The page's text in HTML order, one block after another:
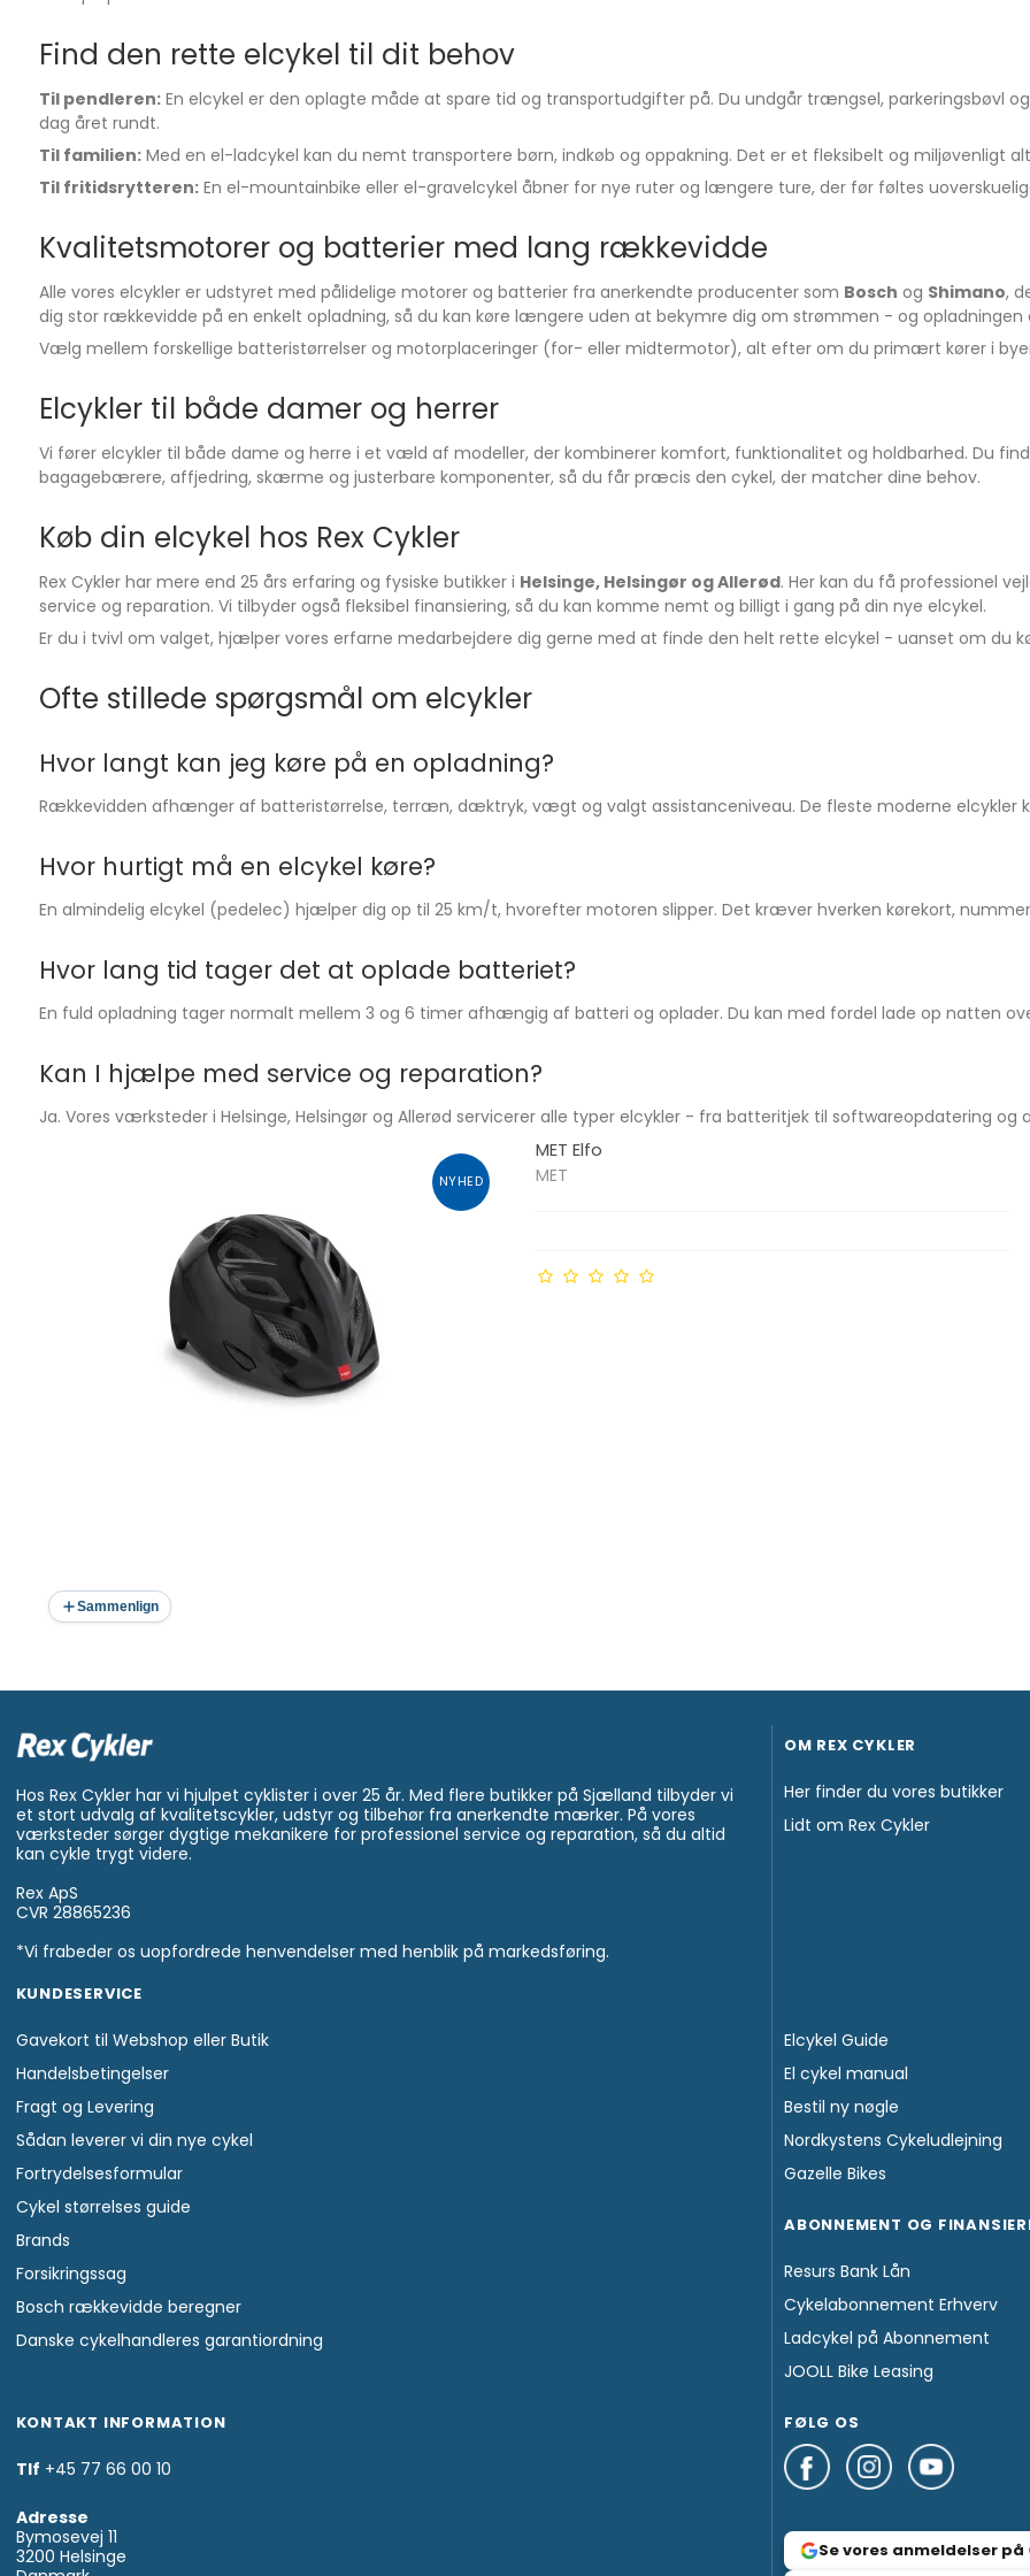
Find den rette elcykel til dit behov
Til pendleren:En elcykel er den oplagte måde at spare tid og transportudgifter på. Du undgår trængsel, parkeringsbøvl
dag året rundt.
Til familien:Med en el-ladcykel kan du nemt transportere børn, indkøb og oppakning. Det er et fleksibelt og miljøvenligt
Til fritidsrytteren:En el-mountainbike eller el-gravelcykel åbner for nye ruter og længere ture, der før føltes
Kvalitetsmotorer og batterier med lang rækkevidde
Alle vores elcykler er udstyret med pålidelige motorer og batterier fra anerkendte producenter som Bosch og Shimano,
dig stor rækkevidde på en enkelt opladning, så du kan køre længere uden at bekymre dig om strømmen - og opladningen
Vælg mellem forskellige batteristørrelser og motorplaceringer (for- eller midtermotor), alt efter om du primært kører i
Elcykler til både damer og herrer
Vi fører elcykler til både dame og herre i et væld af modeller, der kombinerer komfort, funktionalitet og holdbarhed. Du
bagagebærere, affjedring, skærme og justerbare komponenter, så du får præcis den cykel, der matcher dine behov.
Køb din elcykel hos Rex Cykler
Rex Cykler har mere end 25 års erfaring og fysiske butikker i Helsinge, Helsingør og Allerød. Her kan du få professionel
service og reparation. Vi tilbyder også fleksibel finansiering, så du kan komme nemt og billigt i gang på din nye elcykel.
Er du i tvivl om valget, hjælper vores erfarne medarbejdere dig gerne med at finde den helt rette elcykel - uanset om du
Ofte stillede spørgsmål om elcykler
Hvor langt kan jeg køre på en opladning?
Rækkevidden afhænger af batteristørrelse, terræn, dæktryk, vægt og valgt assistanceniveau. De fleste moderne elcykler
Hvor hurtigt må en elcykel køre?
En almindelig elcykel (pedelec) hjælper dig op til 25 km/t, hvorefter motoren slipper. Det kræver hverken kørekort,
Hvor lang tid tager det at oplade batteriet?
En fuld opladning tager normalt mellem 3 og 6 timer afhængig af batteri og oplader. Du kan med fordel lade op natten
Kan I hjælpe med service og reparation?
Ja. Vores værksteder i Helsinge, Helsingør og Allerød servicerer alle typer elcykler - fra batteritjek til softwareopdatering og
NYHED
Sammenlign
MET Elfo
MET
Hos Rex Cykler har vi hjulpet cyklister i over 25 år. Med flere butikker på Sjælland tilbyder vi
et stort udvalg af kvalitetscykler, udstyr og tilbehør fra anerkendte mærker. På vores
værksteder sørger dygtige mekanikere for professionel service og reparation, så du altid
kan cykle trygt videre.
Rex ApS
CVR 28865236
*Vi frabeder os uopfordrede henvendelser med henblik på markedsføring.
OM REX CYKLER
Her finder du vores butikker
Lidt om Rex Cykler
KUNDESERVICE
Gavekort til Webshop eller Butik
Handelsbetingelser
Fragt og Levering
Sådan leverer vi din nye cykel
Fortrydelsesformular
Cykel størrelses guide
Brands
Forsikringssag
Bosch rækkevidde beregner
Danske cykelhandleres garantiordning
Elcykel Guide
El cykel manual
Bestil ny nøgle
Nordkystens Cykeludlejning
Gazelle Bikes
ABONNEMENT OG
Resurs Bank Lån
Cykelabonnement Erhverv
Ladcykel på Abonnement
JOOLL Bike Leasing
KONTAKT INFORMATION
Tlf +45 77 66 00 10
Adresse
Bymosevej 11
3200 Helsinge
FØLG OS
Se vores anmeldelser på